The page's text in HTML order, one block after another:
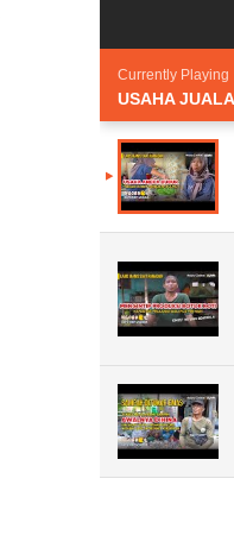
Currently Playing